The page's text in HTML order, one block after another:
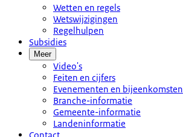
Wetten en regels
Wetswijzigingen
Regelhulpen
Subsidies
Meer
Video's
Feiten en cijfers
Evenementen en bijeenkomsten
Branche-informatie
Gemeente-informatie
Landeninformatie